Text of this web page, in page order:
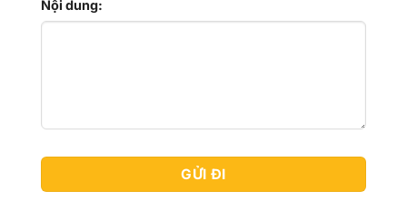
Nội dung: